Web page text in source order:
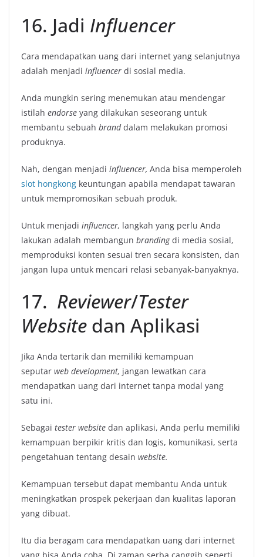
16. Jadi Influencer
Cara mendapatkan uang dari internet yang selanjutnya
adalah menjadi influencer di sosial media.
Anda mungkin sering menemukan atau mendengar
istilah endorse yang dilakukan seseorang untuk
membantu sebuah branddalam melakukan promosi
produknya.
Nah, dengan menjadi influencer, Anda bisa memperoleh
slot hongkong keuntungan apabila mendapat tawaran
untuk mempromosikan sebuah produk.
Untuk menjadi influencer, langkah yang perlu Anda
lakukan adalah membangun brandingdi media sosial,
memproduksi konten sesuai tren secara konsisten, dan
jangan lupa untuk mencari relasi sebanyak-banyaknya.
17. Reviewer/Tester
Website dan Aplikasi
Jika Anda tertarik dan memiliki kemampuan
seputar web development, jangan lewatkan cara
mendapatkan uang dari internet tanpa modal yang
satu ini.
Sebagai tester website dan aplikasi, Anda perlu memiliki
kemampuan berpikir kritis dan logis, komunikasi, serta
pengetahuan tentang desain website.
Kemampuan tersebut dapat membantu Anda untuk
meningkatkan prospek pekerjaan dan kualitas laporan
yang dibuat.
Itu dia beragam cara mendapatkan uang dari internet